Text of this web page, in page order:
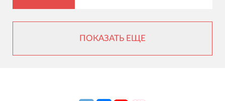
ПОКАЗАТЬ ЕЩЕ